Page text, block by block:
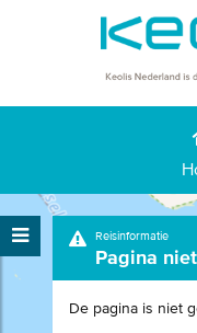
Reisinformatie
Pagina
De pagina is niet